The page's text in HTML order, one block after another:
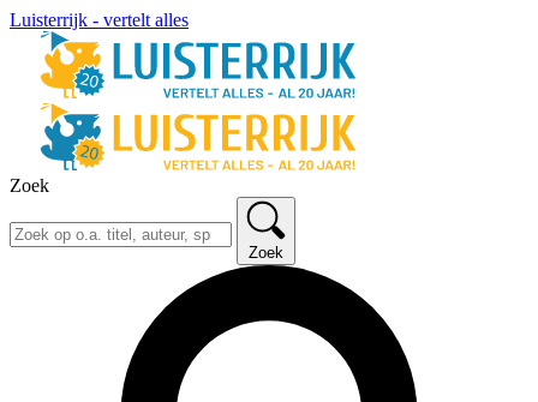
Luisterrijk - vertelt alles
Zoek
Zoek